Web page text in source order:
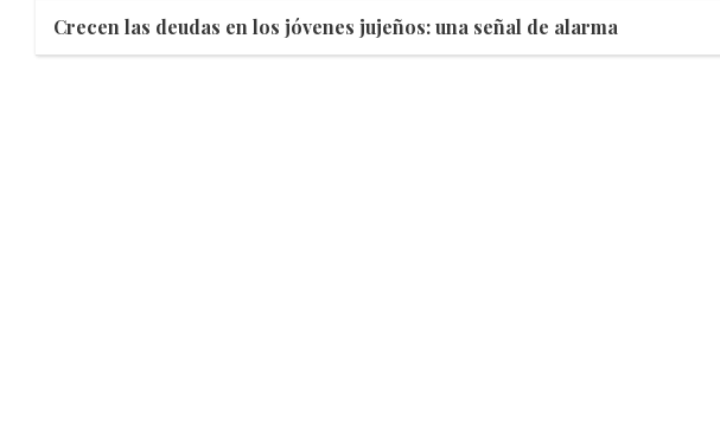
Crecen las deudas en los jóvenes jujeños: una señal de alarma